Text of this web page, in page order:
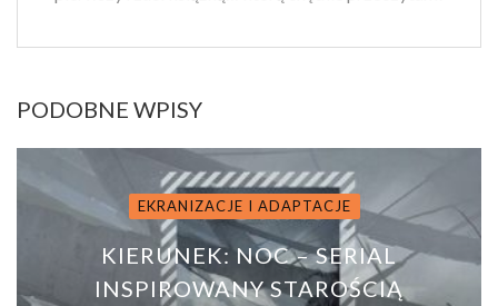
PODOBNE WPISY
EKRANIZACJE I ADAPTACJE
KIERUNEK: NOC – SERIAL
INSPIROWANY STAROŚCIĄ